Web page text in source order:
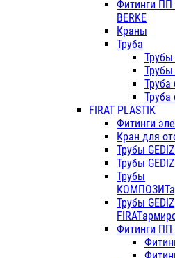
Фитинги ПП
BERKE
Краны
Труба
Трубы
Труба
Труба
FIRAT PLASTIK
Фитинги
Кран для
Трубы
Трубы
Трубы
Трубы GEDIZ
Фитинги ПП